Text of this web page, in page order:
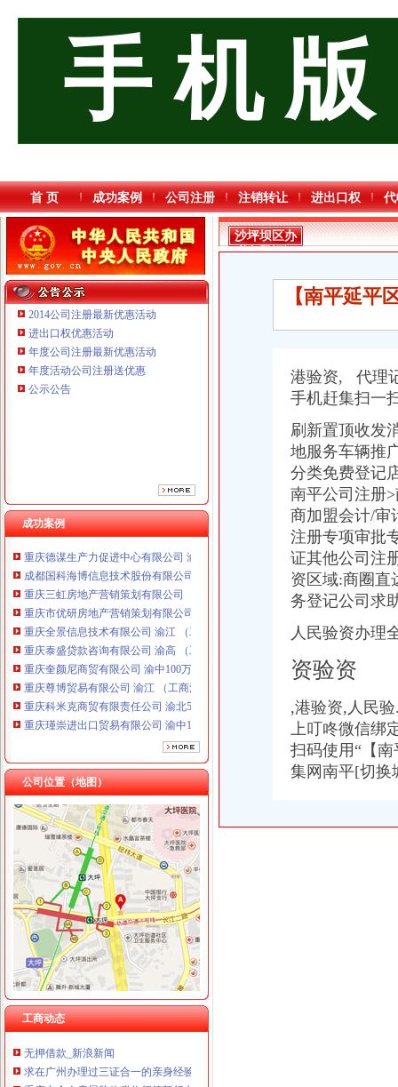
手 机 版
首 页 成功案例 公司注册 注销转让 进出口权
2014公司注册最新优惠活动
进出口权优惠活动
年度公司注册最新优惠活动
年度活动公司注册送优惠
公示公告
成功案例
重庆三虹房地产营销策划有限公司
重庆市优研房地产营销策划有限公司
重庆科米克商贸有限责任公司 渝北50万 （工商注册）
重庆瑾崇进出口贸易有限公司 渝中100万 （进出口权）
重庆斯帕索商贸有限公司 渝中500万 （进出口权）
重庆德谋生产力促进中心有限公司 渝大10万 （工商注册）
成都国科海博信息技术股份有限公司重庆分公司 渝江 （工商注册）
重庆三虹房地产营销策划有限公司
重庆市优研房地产营销策划有限公司
重庆全景信息技术有限公司 渝江 （工商注册）
重庆泰盛贷款咨询有限公司 渝高 （工商注册）
重庆奎颜尼商贸有限公司 渝中100万 （工商注册）
重庆尊博贸易有限公司 渝江 （工商注册）
重庆科米克商贸有限责任公司 渝北50万 （工商注册）
重庆瑾崇进出口贸易有限公司 渝中100万 （进出口权）
重庆斯帕索商贸有限公司 渝中500万 （进出口权）
重庆德谋生产力促进中心有限公司 渝大10万 （工商注册）
成都国科海博信息技术股份有限公司重庆分公司 渝江 （工商注册）
公司位置（地图）
工商动态
洪山区地税提速税务登记证当天申请当天领_荆楚网www.cnhubei.
上海注册公司办税务登记证的流程-爱喇叭网
兴庆北区国地税联合办理税务登记证-新华网宁夏频道
沙坪坝区人力资源市场LED屏及控制系统招标公告-中国采招网
中国[上海]自由贸易试验区单位纳税人新办税务登记证告知单-全文--法
【重庆沙坪坝区税务登记|税务登记证办理|代理税务登记】-重庆赶集网
重庆沙坪坝门户网
沙坪坝区办理营业执照需要的资料_经济论坛_论坛_天涯社区
营业执照_代理工商登记_分公司_个体工商户_代账报税_税务登记证_
重庆市国家税务局
租售转让|民初字|上诉状_凤凰资讯
由于公司要求,办理了个体营业执照和税务登记证,但是-免费法律咨
重庆地税-公众参与
广告_凤凰资讯
沙坪坝区公司注册_沙坪坝区注册公司_沙坪坝区代办注册公司_沙坪坝
注销公告：我单位经全体股东研究决定解,请各权务人自公告
重庆地税-政务公开
【重庆沙坪坝工商代办公司注册】-沙坪坝沙坪坝周边易登网
重庆公司注销：工商注册、税务登记、代办工商,代理记账-重庆爱问
重庆公司才成立,工商营业执照和税务登记证已办好,去地税税务登记
重庆工商营业执照代办-提供办理流程价格-重庆益记财务咨询有限公司
重庆一般纳税人申请：专业代账主城九区、免代办营业执照、税务登记
5.39万元_凤凰资讯
急急急速求“请问重庆个体工商户”办理需要那些文件和要好多钱和
【沙坪坝公司营业执照遗失声明登报税务登记证-沙坪坝沙坪坝易登网
办理采石场需要哪些单位_破碎机厂家
股权变更税务处理_沙坪坝股权变更价格|股权变更税务处理_沙坪坝股
办执照请找重庆嘉庆工商,服务上门,资金从优-重庆58同城
重庆税务登记证挂失电话-沙坪坝沙坪坝广告媒-重庆58同城
求在广州办理过三证合一的亲身经验,步骤和所带资料,领取新营业执
重庆市个人房屋装修税收征管暂行办法-法规库-110网
沙坪坝区办
税务登记证
【南平延平
港验资, 代理
手机赶集扫一
刷新置顶收发
地服务车辆推
分类免费登记
南平公司注册
商加盟会计/审
注册专项审批
证其他公司注
资区域:商圈直
务登记公司求
人民验资办理
资验资
,港验资,人民
上叮咚微信绑
扫码使用“ 【
集网南平[切换